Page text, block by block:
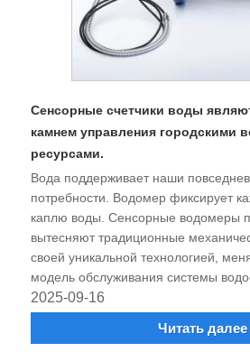
Сенсорные счетчики воды
камнем управления городскими
ресурсами.
Вода поддерживает наши
потребности. Водомер фиксирует
каплю воды. Сенсорные водомеры
вытесняют традиционные
своей уникальной технологией,
модель обслуживания системы
2025-09-16
Читать далее